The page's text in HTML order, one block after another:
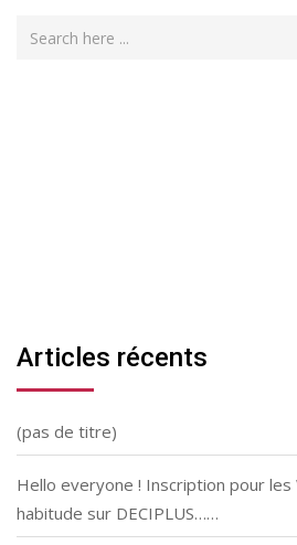
Articles récents
(pas de titre)
Hello everyone ! Inscription pour les
habitude sur DECIPLUS……